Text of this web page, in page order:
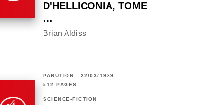
D'HELLICONIA, TOME
…
Brian Aldiss
PARUTION : 22/03/1989
512 PAGES
SCIENCE-FICTION